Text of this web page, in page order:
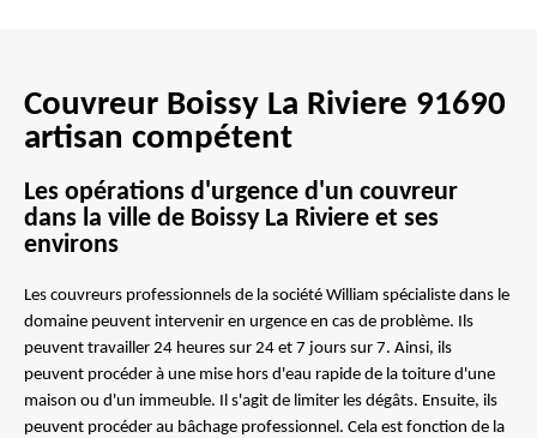
Couvreur Boissy La Riviere 91690
artisan compétent
Les opérations d'urgence d'un couvreur
dans la ville de Boissy La Riviere et ses
environs
Les couvreurs professionnels de la société William spécialiste dans le
domaine peuvent intervenir en urgence en cas de problème. Ils
peuvent travailler 24 heures sur 24 et 7 jours sur 7. Ainsi, ils
peuvent procéder à une mise hors d'eau rapide de la toiture d'une
maison ou d'un immeuble. Il s'agit de limiter les dégâts. Ensuite, ils
peuvent procéder au bâchage professionnel. Cela est fonction de la